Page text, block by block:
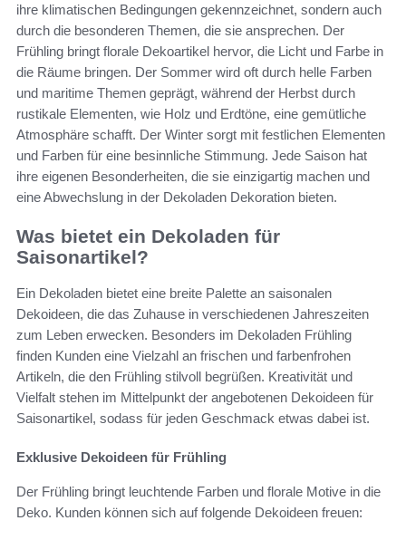
ihre klimatischen Bedingungen gekennzeichnet, sondern auch
durch die besonderen Themen, die sie ansprechen. Der
Frühling bringt florale Dekoartikel hervor, die Licht und Farbe in
die Räume bringen. Der Sommer wird oft durch helle Farben
und maritime Themen geprägt, während der Herbst durch
rustikale Elementen, wie Holz und Erdtöne, eine gemütliche
Atmosphäre schafft. Der Winter sorgt mit festlichen Elementen
und Farben für eine besinnliche Stimmung. Jede Saison hat
ihre eigenen Besonderheiten, die sie einzigartig machen und
eine Abwechslung in der Dekoladen Dekoration bieten.
Was bietet ein Dekoladen für
Saisonartikel?
Ein Dekoladen bietet eine breite Palette an saisonalen
Dekoideen, die das Zuhause in verschiedenen Jahreszeiten
zum Leben erwecken. Besonders im Dekoladen Frühling
finden Kunden eine Vielzahl an frischen und farbenfrohen
Artikeln, die den Frühling stilvoll begrüßen. Kreativität und
Vielfalt stehen im Mittelpunkt der angebotenen Dekoideen für
Saisonartikel, sodass für jeden Geschmack etwas dabei ist.
Exklusive Dekoideen für Frühling
Der Frühling bringt leuchtende Farben und florale Motive in die
Deko. Kunden können sich auf folgende Dekoideen freuen: